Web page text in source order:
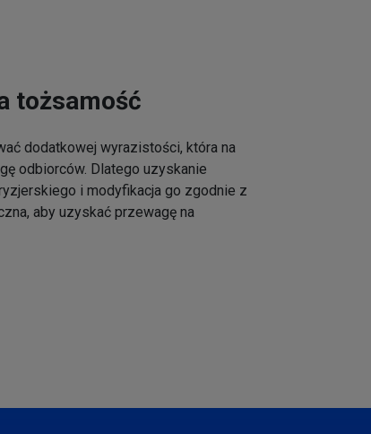
tożsamość
dodatkowej wyrazistości, która na
odbiorców. Dlatego uzyskanie
i modyfikacja go zgodnie z
aby uzyskać przewagę na